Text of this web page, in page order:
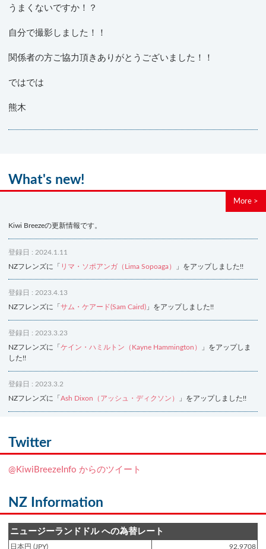
うまくないですか！？
自分で撮影しました！！
関係者の方ご協力頂きありがとうございました！！
ではでは
熊木
What's new!
More >
Kiwi Breezeの更新情報です。
登録日 : 2024.1.11
NZフレンズに「 リマ・ソポアンガ（Lima Sopoaga） 」をアップしました!!
登録日 : 2023.4.13
NZフレンズに「 サム・ケアード(Sam Caird) 」をアップしました!!
登録日 : 2023.3.23
NZフレンズに「 ケイン・ハミルトン（Kayne Hammington）
」をアップしま
した!!
登録日 : 2023.3.2
NZフレンズに「 Ash Dixon（アッシュ・ディクソン） 」をアップしました!!
NZフレンズに「
登録日 : 2019.4.10
登録日 : 2019.2.28
NZクッキングに「ニュージーランド産キウイの酢の物
Twitter
@KiwiBreezeInfo からのツイート
NZ Information
ニュージーランドドル への為替レート
日本円 (JPY) 92.9708